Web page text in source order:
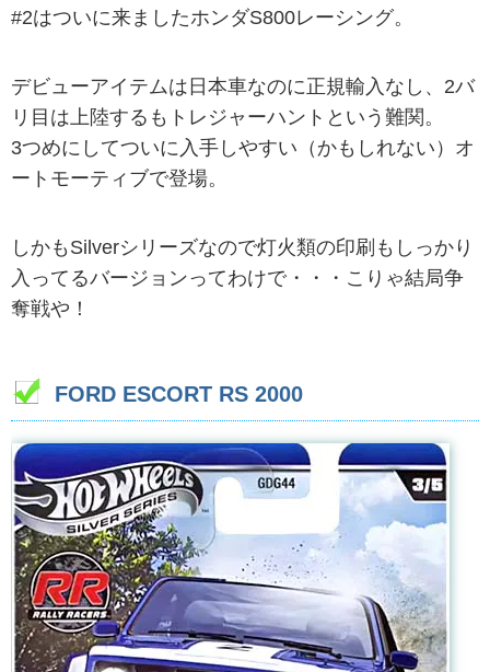
#2はついに来ましたホンダS800レーシング。
デビューアイテムは日本車なのに正規輸入なし、2バ
リ目は上陸するもトレジャーハントという難関。
3つめにしてついに入手しやすい（かもしれない）オ
ートモーティブで登場。
しかもSilverシリーズなので灯火類の印刷もしっかり
入ってるバージョンってわけで・・・こりゃ結局争
奪戦や！
FORD ESCORT RS 2000